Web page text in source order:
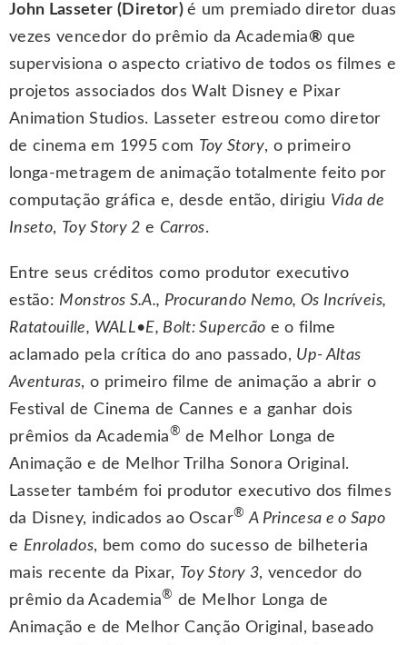
John Lasseter (Diretor)é um premiado diretor duas
vezes vencedor do prêmio da Academia® que
supervisiona o aspecto criativo de todos os filmes e
projetos associados dos Walt Disney e Pixar
Animation Studios. Lasseter estreou como diretor
de cinema em 1995 com Toy Story, o primeiro
longa-metragem de animação totalmente feito por
computação gráfica e, desde então, dirigiu Vida de
Inseto, Toy Story 2 e Carros.
Entre seus créditos como produtor executivo
estão: Monstros S.A., Procurando Nemo, Os Incríveis,
Ratatouille, WALL•E, Bolt: Supercão e o filme
aclamado pela crítica do ano passado, Up- Altas
Aventuras, o primeiro filme de animação a abrir o
Festival de Cinema de Cannes e a ganhar dois
prêmios da Academia® de Melhor Longa de
Animação e de Melhor Trilha Sonora Original.
Lasseter também foi produtor executivo dos filmes
da Disney, indicados ao Oscar® A Princesa e o Sapo
e Enrolados, bem como do sucesso de bilheteria
mais recente da Pixar, Toy Story 3, vencedor do
prêmio da Academia® de Melhor Longa de
Animação e de Melhor Canção Original, baseado